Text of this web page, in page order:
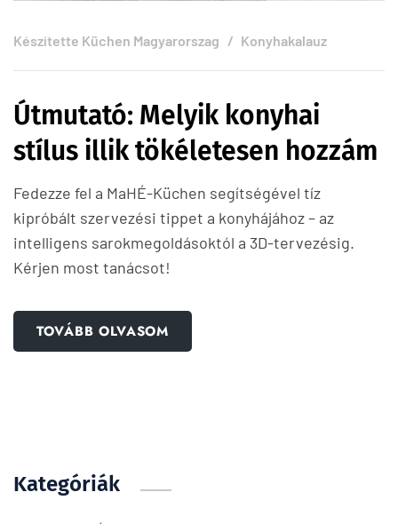
Készítette Küchen Magyarorszag Konyhakalauz
Útmutató: Melyik konyhai
stílus illik tökéletesen hozzám
Fedezze fel a MaHÉ-Küchen segítségével tíz
kipróbált szervezési tippet a konyhájához – az
intelligens sarokmegoldásoktól a 3D-tervezésig.
Kérjen most tanácsot!
TOVÁBB OLVASOM
Kategóriák